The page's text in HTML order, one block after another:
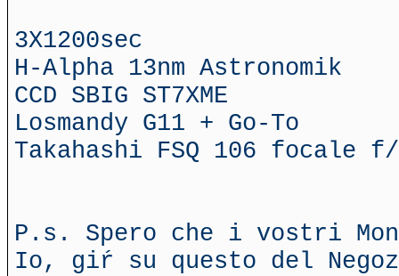
3X1200sec
H-Alpha 13nm Astronomik
CCD SBIG ST7XME
Losmandy G11 + Go-To
Takahashi FSQ 106 focale
P.s. Spero che i vostri
Io, giŕ su questo del